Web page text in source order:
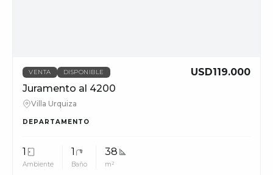
VENTA DISPONIBLE
USD119.000
Juramento al 4200
Villa Urquiza
DEPARTAMENTO
1
Ambiente
1
Baño
38
m²